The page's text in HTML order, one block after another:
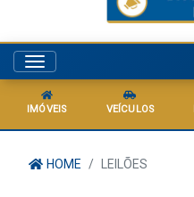
Menu
IMÓVEIS VEÍCULOS
HOME LEILÕES